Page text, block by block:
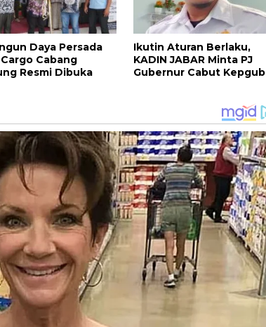
Daya Persada
Cabang
Resmi Dibuka
Ikutin Aturan Berlaku,
KADIN JABAR Minta PJ
Gubernur Cabut Kepgub